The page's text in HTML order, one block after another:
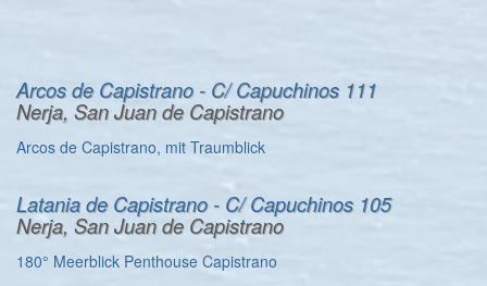
Arcos de Capistrano - C/ Capuchinos 111
Nerja, San Juan de Capistrano
Arcos de Capistrano, mit Traumblick
Latania de Capistrano - C/ Capuchinos 105
Nerja, San Juan de Capistrano
180° Meerblick Penthouse Capistrano